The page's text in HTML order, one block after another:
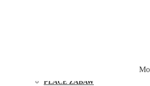
PLACE ZABAW